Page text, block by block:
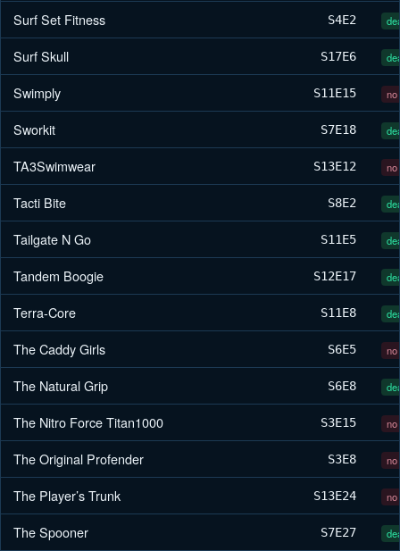
Surf Set Fitness S4E2
Surf Skull S17E6
Swimply S11E15 no
Sworkit S7E18
TA3Swimwear S13E12 no
Tacti Bite S8E2
Tailgate N Go S11E5
Tandem Boogie S12E17
Terra-Core S11E8
The Caddy Girls S6E5 no
The Natural Grip S6E8
The Nitro Force Titan1000 S3E15 no
The Original Profender S3E8 no
The Player’s Trunk S13E24 no
The Spooner S7E27